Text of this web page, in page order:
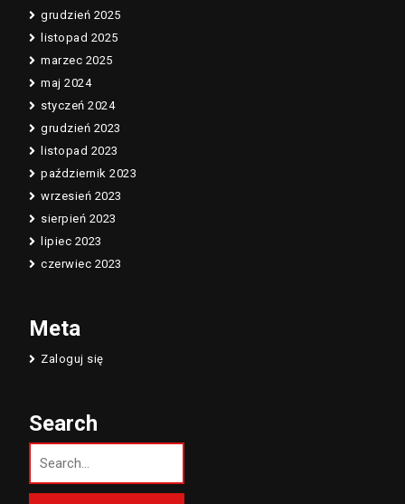
grudzień 2025
listopad 2025
marzec 2025
maj 2024
styczeń 2024
grudzień 2023
listopad 2023
październik 2023
wrzesień 2023
sierpień 2023
lipiec 2023
czerwiec 2023
Meta
Zaloguj się
Search